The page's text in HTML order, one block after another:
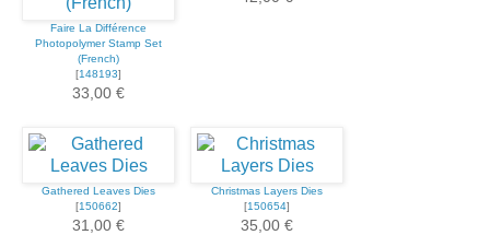
Faire La Différence
Photopolymer Stamp Set
(French)
[148193]
33,00 €
Gathered Leaves Dies
[150662]
31,00 €
Christmas Layers Dies
[150654]
35,00 €